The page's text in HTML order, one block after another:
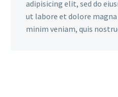
adipisicing elit, sed do
ut labore et dolore magna
minim veniam, quis